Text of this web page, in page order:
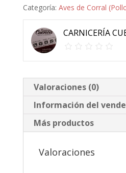
Categoría: Aves de Corral
CARNICERÍA
Valoraciones (0)
Información del
Más productos
Valoraciones